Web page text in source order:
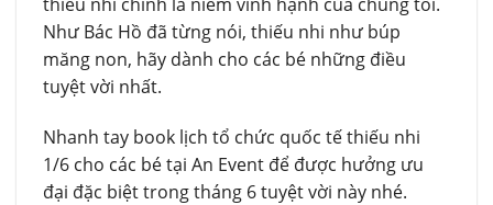
Như Bác Hồ đã từng nói, thiếu nhi như búp
măng non, hãy dành cho các bé những điều
tuyệt vời nhất.
Nhanh tay book lịch tổ chức quốc tế thiếu nhi
1/6 cho các bé tại An Event để được hưởng ưu
đại đặc biệt trong tháng 6 tuyệt vời này nhé.